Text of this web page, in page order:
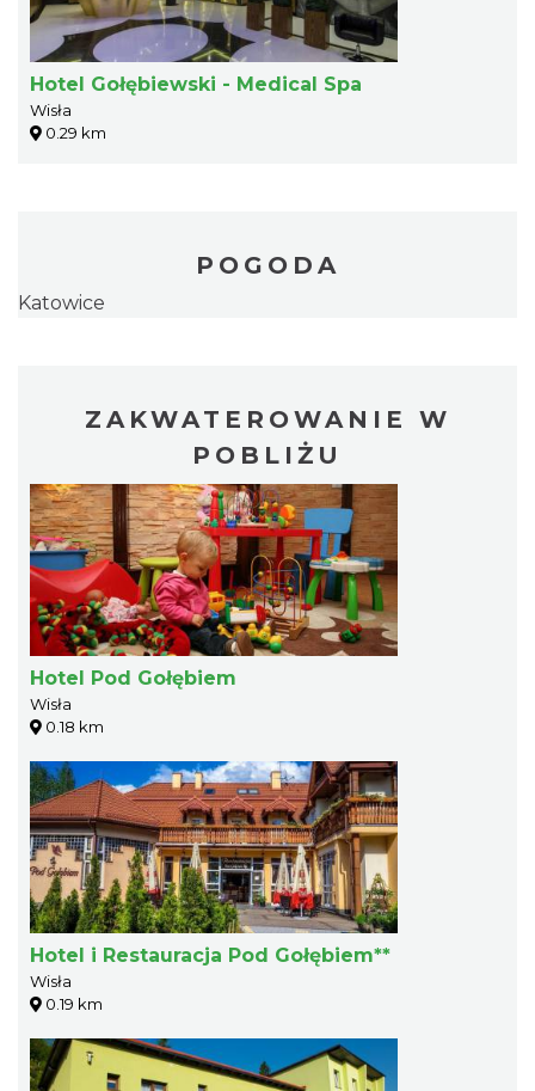
Hotel Gołębiewski - Medical Spa
Wisła
0.29 km
POGODA
Katowice
ZAKWATEROWANIE W
POBLIŻU
Hotel Pod Gołębiem
Wisła
0.18 km
Hotel i Restauracja Pod Gołębiem**
Wisła
0.19 km